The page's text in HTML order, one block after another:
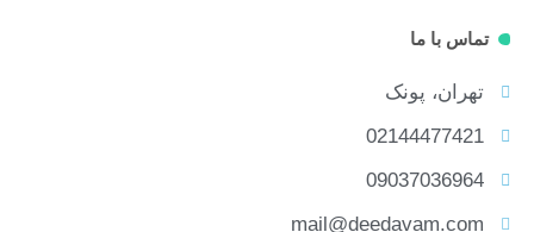
تماس با ما
تهران، پونک
02144477421
09037036964
mail@deedavam.com